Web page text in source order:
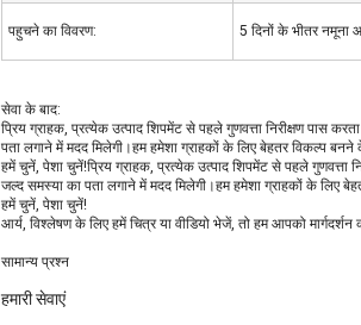
पहुचने का विवरण: 5 दिनों के भीतर
सेवा के बाद:
प्रिय ग्राहक, प्रत्येक उत्पाद शिपमेंट से पहले गुणवत्ता निरीक्षण पास
पता लगाने में मदद मिलेगी।हम हमेशा ग्राहकों के लिए बेहतर विकल्प
हमें चुनें, पेशा चुनें!प्रिय ग्राहक, प्रत्येक उत्पाद शिपमेंट से पहले गुणवत्ता
जल्द समस्या का पता लगाने में मदद मिलेगी।हम हमेशा ग्राहकों के लिए
हमें चुनें, पेशा चुनें!
आर्य, विश्लेषण के लिए हमें चित्र या वीडियो भेजें, तो हम आपको
सामान्य प्रश्न
हमारी सेवाएं